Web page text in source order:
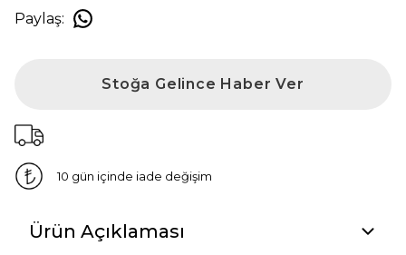
Paylaş:
Stoğa Gelince Haber Ver
10 gün içinde iade değişim
Ürün Açıklaması